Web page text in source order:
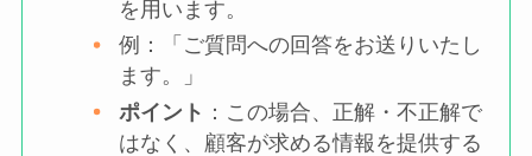
を用います。
例：「ご質問への回答をお送りいたし
ます。」
ポイント ：この場合、正解・不正解で
はなく、顧客が求める情報を提供する